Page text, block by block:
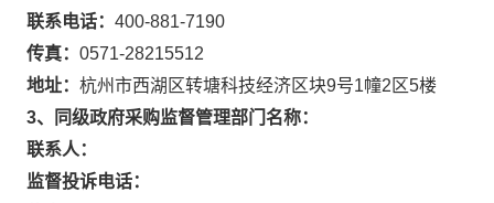
联系电话： 400-881-7190
传真： 0571-28215512
地址： 杭州市西湖区转塘科技经济区块9号1幢2区5楼
3、同级政府采购监督管理部门名称：
联系人：
监督投诉电话：